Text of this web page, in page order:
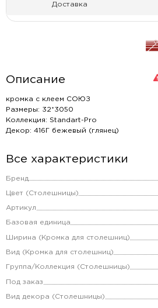
Доставка
Описание
кромка с клеем СОЮЗ
Размеры: 32*3050
Коллекция: Standart-Pro
Декор: 416Г бежевый (глянец)
Все характеристики
Бренд
Цвет (Столешницы)
Артикул
Базовая единица
Ширина (Кромка для столешниц)
Вид (Кромка для столешниц)
Группа/Коллекция (Столешницы)
Под заказ
Вид декора (Столешницы)